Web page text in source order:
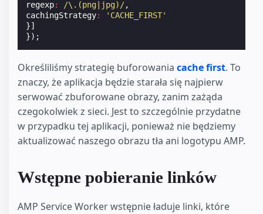
regexp: /\.(png|jpg)/,
cachingStrategy:
'CACHE_FIRST'
}]
});
Określiliśmy strategię buforowania cache first. To
znaczy, że aplikacja będzie starała się najpierw
serwować zbuforowane obrazy, zanim zażąda
czegokolwiek z sieci. Jest to szczególnie przydatne
w przypadku tej aplikacji, ponieważ nie będziemy
aktualizować naszego obrazu tła ani logotypu AMP.
Wstępne pobieranie linków
AMP Service Worker wstępnie ładuje linki, które